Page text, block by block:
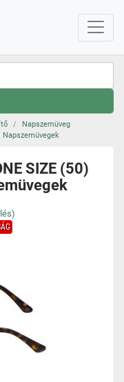
Napszemüveg
Napszemüvegek
SIZE (50)